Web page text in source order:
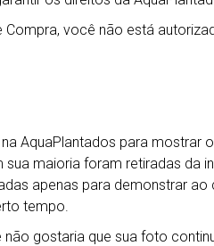
você não está
AquaPlantados para mostrar
maioria foram retiradas da
apenas para demonstrar
tempo.
gostaria que sua foto